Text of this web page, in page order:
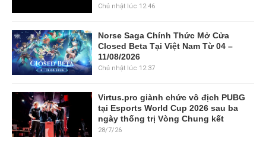
Chủ nhật lúc 12:46
Norse Saga Chính Thức Mở Cửa
Closed Beta Tại Việt Nam Từ 04 –
11/08/2026
Chủ nhật lúc 12:37
Virtus.pro giành chức vô địch PUBG
tại Esports World Cup 2026 sau ba
ngày thống trị Vòng Chung kết
28/7/26